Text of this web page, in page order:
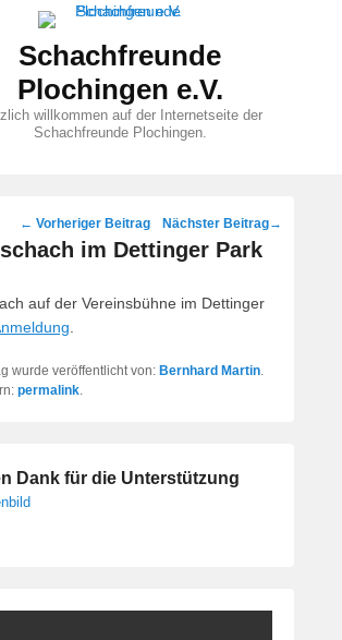
Schachfreunde
Plochingen e.V.
willkommen auf der Internetseite der
Schachfreunde Plochingen.
Beitragsnavigation
← Vorheriger Beitrag Nächster Beitrag→
im Dettinger Park
auf der Vereinsbühne im Dettinger
wurde veröffentlicht von: Bernhard Martin.
permalink.
Dank für die Unterstützung